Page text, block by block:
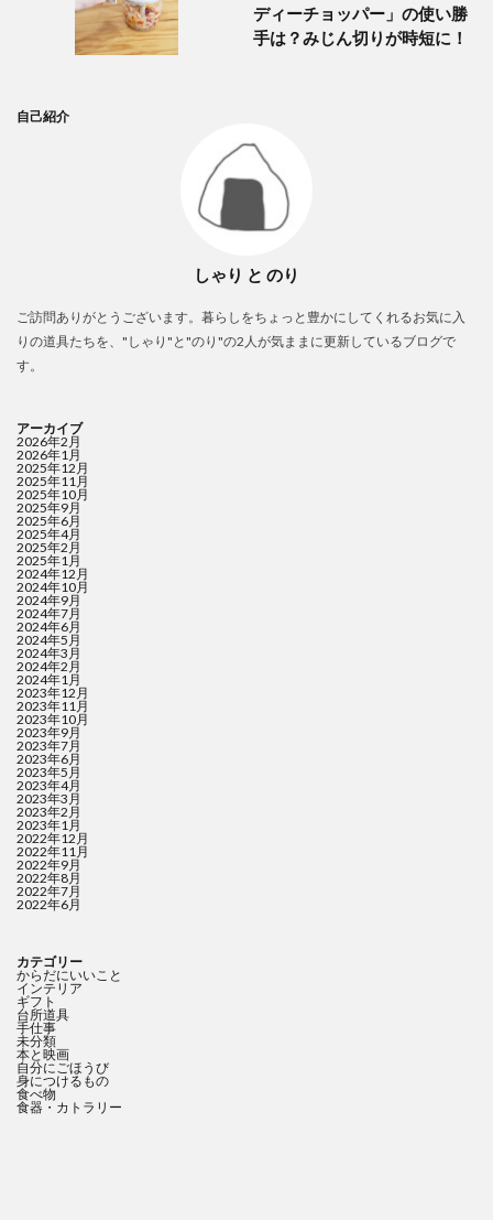
ディーチョッパー」の使い勝
手は？みじん切りが時短に！
自己紹介
しゃり と のり
ご訪問ありがとうございます。暮らしをちょっと豊かにしてくれるお気に入
りの道具たちを、"しゃり"と"のり"の2人が気ままに更新しているブログで
す。
アーカイブ
2026年2月
2026年1月
2025年12月
2025年11月
2025年10月
2025年9月
2025年6月
2025年4月
2025年2月
2025年1月
2024年12月
2024年10月
2024年9月
2024年7月
2024年6月
2024年5月
2024年3月
2024年2月
2024年1月
2023年12月
2023年11月
2023年10月
2023年9月
2023年7月
2023年6月
2023年5月
2023年4月
2023年3月
2023年2月
2023年1月
2022年12月
2022年11月
2022年9月
2022年8月
2022年7月
2022年6月
カテゴリー
からだにいいこと
インテリア
ギフト
台所道具
手仕事
未分類
本と映画
自分にごほうび
身につけるもの
食べ物
食器・カトラリー